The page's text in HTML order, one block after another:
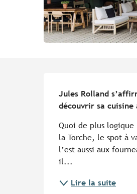
Jules Rolland
découvrir sa cuisine
Quoi de plus logique
la Torche, le spot à
l’est aussi aux
il...
Lire la suite